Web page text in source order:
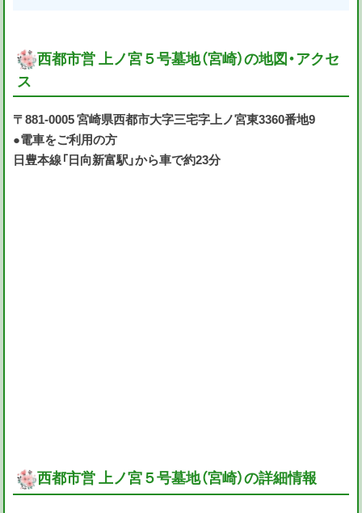
西都市営 上ノ宮５号墓地（宮崎）の地図・アクセ
ス
〒881-0005 宮崎県西都市大字三宅字上ノ宮東3360番地9
●電車をご利用の方
日豊本線「日向新富駅」から車で約23分
西都市営 上ノ宮５号墓地（宮崎）の詳細情報